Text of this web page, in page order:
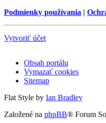
Podmienky používania |
Vytvoriť účet
Obsah portálu
Vymazať cookies
Sitemap
Flat Style by Ian Bradley
Založené na phpBB® Forum